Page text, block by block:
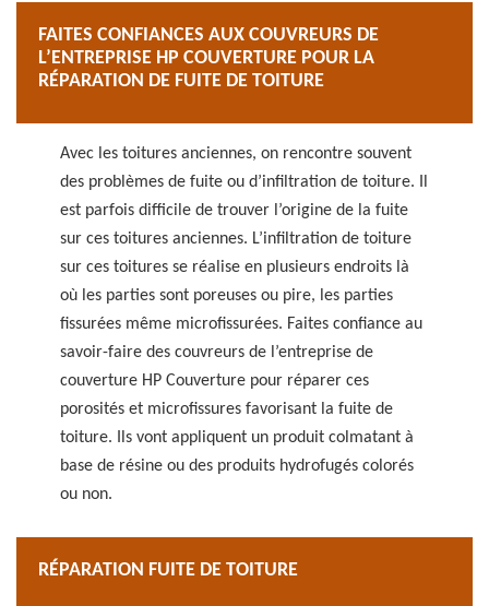
FAITES CONFIANCES AUX COUVREURS DE
L’ENTREPRISE HP COUVERTURE POUR LA
RÉPARATION DE FUITE DE TOITURE
Avec les toitures anciennes, on rencontre souvent
des problèmes de fuite ou d’infiltration de toiture. Il
est parfois difficile de trouver l’origine de la fuite
sur ces toitures anciennes. L’infiltration de toiture
sur ces toitures se réalise en plusieurs endroits là
où les parties sont poreuses ou pire, les parties
fissurées même microfissurées. Faites confiance au
savoir-faire des couvreurs de l’entreprise de
couverture HP Couverture pour réparer ces
porosités et microfissures favorisant la fuite de
toiture. Ils vont appliquent un produit colmatant à
base de résine ou des produits hydrofugés colorés
ou non.
RÉPARATION FUITE DE TOITURE